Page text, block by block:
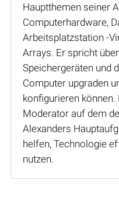
Hauptthemen seiner
Computerhardware,
Arbeitsplatzstation -
Arrays. Er spricht
Speichergeräten und
Computer upgraden
konfigurieren
Moderator auf dem
Alexanders
helfen, Technologie
nutzen.